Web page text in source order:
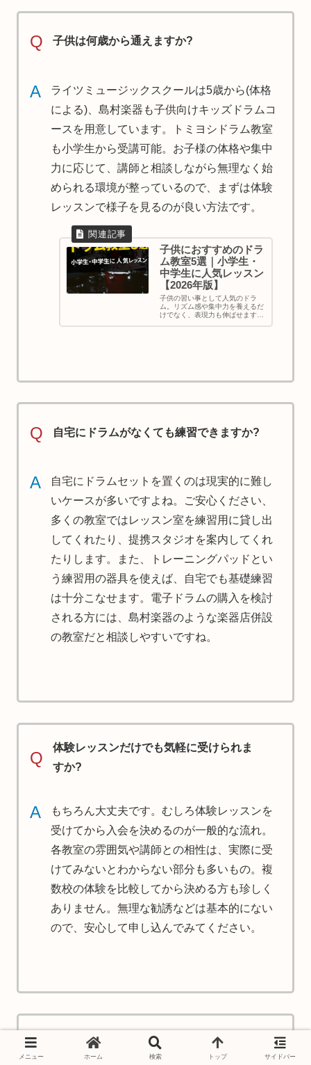
Q 子供は何歳から通えますか?
A
ライツミュージックスクールは5歳から(体格
による)、島村楽器も子供向けキッズドラムコ
ースを用意しています。トミヨシドラム教室
も小学生から受講可能。お子様の体格や集中
力に応じて、講師と相談しながら無理なく始
められる環境が整っているので、まずは体験
レッスンで様子を見るのが良い方法です。
子供におすすめのドラ
ム教室5選｜小学生・
中学生に人気レッスン
【2026年版】
子供の習い事として人気のドラ
ム。リズム感や集中力を養えるだ
けでなく、表現力も伸ばせます。
Q 自宅にドラムがなくても練習できますか?
A
自宅にドラムセットを置くのは現実的に難し
いケースが多いですよね。ご安心ください、
多くの教室ではレッスン室を練習用に貸し出
してくれたり、提携スタジオを案内してくれ
たりします。また、トレーニングパッドとい
う練習用の器具を使えば、自宅でも基礎練習
は十分こなせます。電子ドラムの購入を検討
される方には、島村楽器のような楽器店併設
の教室だと相談しやすいですね。
Q
体験レッスンだけでも気軽に受けられま
すか?
A
もちろん大丈夫です。むしろ体験レッスンを
受けてから入会を決めるのが一般的な流れ。
各教室の雰囲気や講師との相性は、実際に受
けてみないとわからない部分も多いもの。複
数校の体験を比較してから決める方も珍しく
ありません。無理な勧誘などは基本的にない
ので、安心して申し込んでみてください。
Q
大人になってから始めても本当に上達す
メニュー ホーム 検索 トップ サイドバー